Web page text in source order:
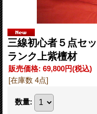
三線初心者５点セ
ランク上紫檀材
販売価格: 69,800円(税込)
[在庫数 4点]
数量: